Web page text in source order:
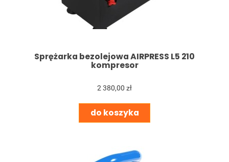
Sprężarka bezolejowa AIRPRESS L5 210
kompresor
2 380,00 zł
do koszyka